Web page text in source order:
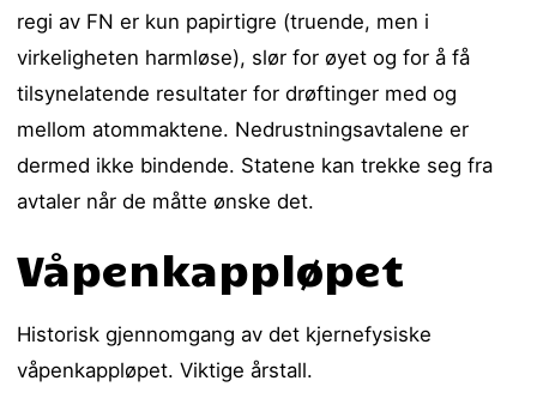
regi av FN er kun papirtigre (truende, men i
virkeligheten harmløse), slør for øyet og for å få
tilsynelatende resultater for drøftinger med og
mellom atommaktene. Nedrustningsavtalene er
dermed ikke bindende. Statene kan trekke seg fra
avtaler når de måtte ønske det.
Våpenkappløpet
Historisk gjennomgang av det kjernefysiske
våpenkappløpet. Viktige årstall.